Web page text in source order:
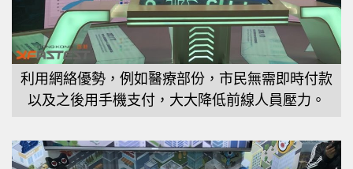
利用網絡優勢，例如醫療部份，市民無需即時付款
以及之後用手機支付，大大降低前線人員壓力。